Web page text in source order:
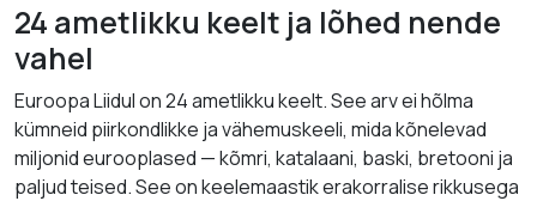
24 ametlikku keelt ja lõhed nende
vahel
Euroopa Liidul on 24 ametlikku keelt. See arv ei hõlma
kümneid piirkondlikke ja vähemuskeeli, mida kõnelevad
miljonid eurooplased — kõmri, katalaani, baski, bretooni ja
paljud teised. See on keelemaastik erakorralise rikkusega